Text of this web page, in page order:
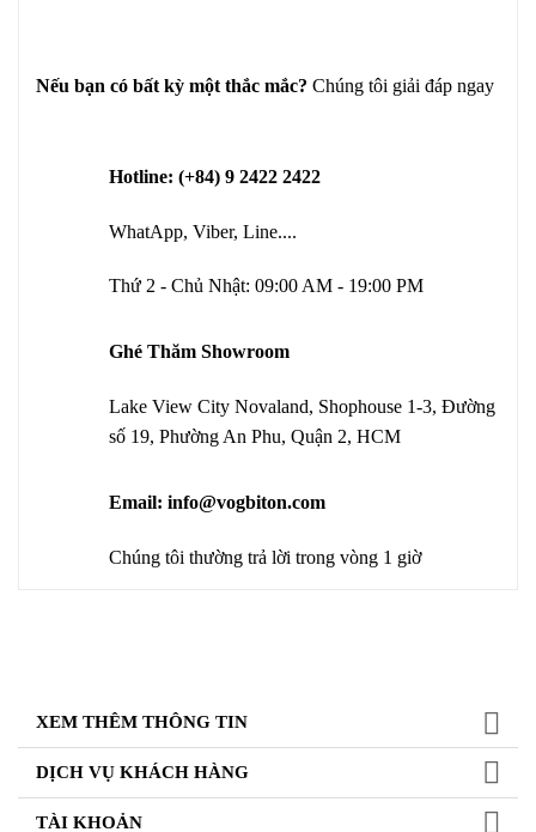
Nếu bạn có bất kỳ một thắc mắc? Chúng tôi giải đáp ngay
Hotline: (+84) 9 2422 2422
WhatApp, Viber, Line....
Thứ 2 - Chủ Nhật: 09:00 AM - 19:00 PM
Ghé Thăm Showroom
Lake View City Novaland, Shophouse 1-3, Đường
số 19, Phường An Phu, Quận 2, HCM
Email: info@vogbiton.com
Chúng tôi thường trả lời trong vòng 1 giờ
XEM THÊM THÔNG TIN
DỊCH VỤ KHÁCH HÀNG
TÀI KHOẢN